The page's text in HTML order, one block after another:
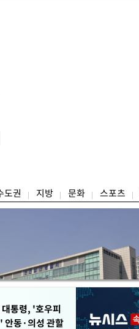
도권 지방 문화 스포츠
대통령, '호우피
안동·의성 관할